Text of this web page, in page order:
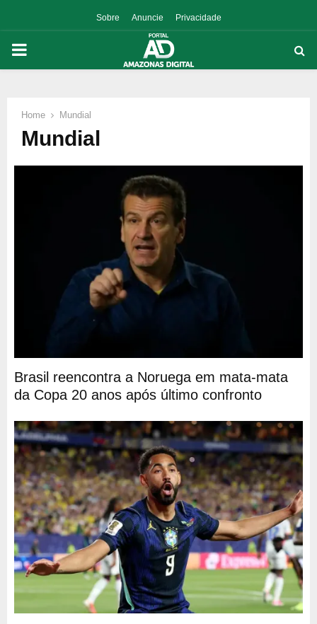
Sobre Anuncie Privacidade
PRIMARY
Home Mundial
Mundial
Brasil reencontra a Noruega em mata-mata
da Copa 20 anos após último confronto